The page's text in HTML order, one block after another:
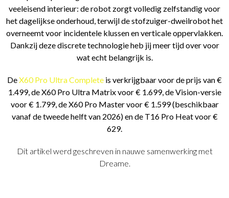
veeleisend interieur: de robot zorgt volledig zelfstandig voor
het dagelijkse onderhoud, terwijl de stofzuiger-dweilrobot het
overneemt voor incidentele klussen en verticale oppervlakken.
Dankzij deze discrete technologie heb jij meer tijd over voor
wat echt belangrijk is.
DeX60 Pro Ultra Complete is verkrijgbaar voor de prijs van €
1.499, de X60 Pro Ultra Matrix voor € 1.699, de Vision-versie
voor € 1.799, de X60 Pro Master voor € 1.599 (beschikbaar
vanaf de tweede helft van 2026) en de T16 Pro Heat voor €
629.
Dit artikel werd geschreven in nauwe samenwerking met
Dreame.